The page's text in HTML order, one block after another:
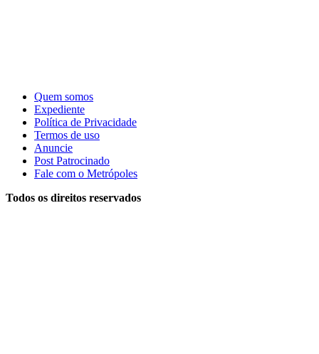
Quem somos
Expediente
Política de Privacidade
Termos de uso
Anuncie
Post Patrocinado
Fale com o Metrópoles
Todos os direitos reservados